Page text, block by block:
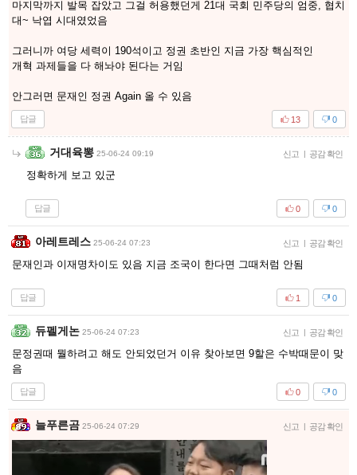
마지막까지 발목 잡았고 그걸 허용했던게 21대 국회 민주당의 엄중, 협치
대~ 낙엽 시대였었음
그러니까 여당 세력이 190석이고 정권 초반인 지금 가장 핵심적인
개혁 과제들을 다 해놔야 된다는 거임
안그러면 문재인 정권 Again 올 수 있음
답글 0
13
거대육뽕 25-06-24 09:19 신고 공감 확인
정확하게 보고 있군
답글 0
0
아레트레스 25-06-24 07:23 신고 공감 확인
문재인과 이재명차이도 있음 지금 조국이 한다면 그때처럼 안됨
답글 0
1
듀펠게논 25-06-24 07:23 신고 공감 확인
문정권때 뭘하려고 해도 안되었던거 이유 찾아보면 9할은 수박때문이 맞
음
답글 0
0
늘푸른곰 25-06-24 07:29 신고 공감 확인